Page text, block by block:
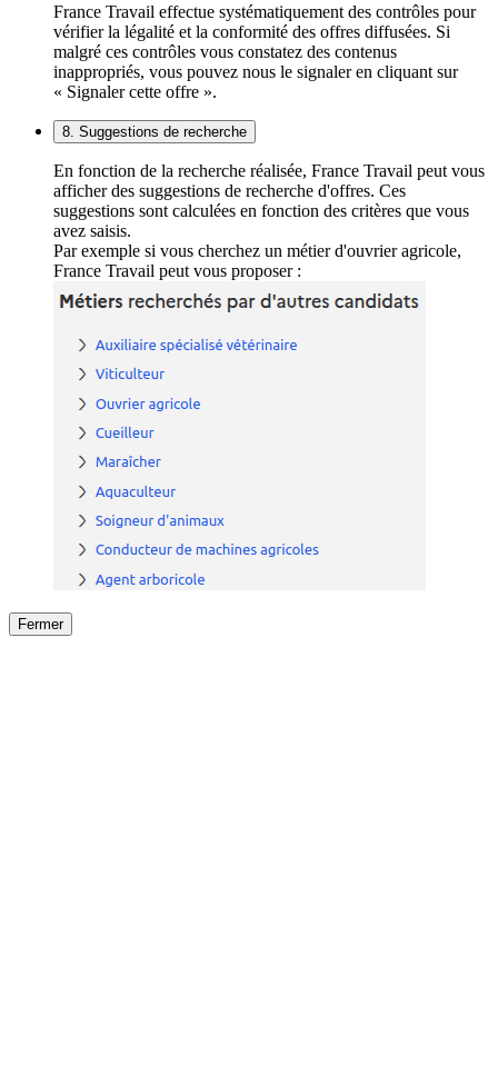
France Travail effectue systématiquement des contrôles pour
vérifier la légalité et la conformité des offres diffusées. Si
malgré ces contrôles vous constatez des contenus
inappropriés, vous pouvez nous le signaler en cliquant sur
« Signaler cette offre ».
8. Suggestions de recherche
En fonction de la recherche réalisée, France Travail peut vous
afficher des suggestions de recherche d'offres. Ces
suggestions sont calculées en fonction des critères que vous
avez saisis.
Par exemple si vous cherchez un métier d'ouvrier agricole,
France Travail peut vous proposer :
Fermer